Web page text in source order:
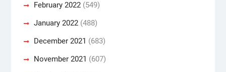
February 2022(549)
January 2022(488)
December 2021 (683)
November 2021 (607)